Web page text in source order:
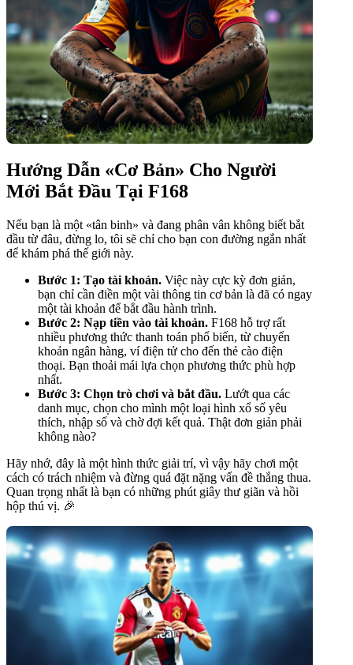
Hướng Dẫn «Cơ Bản» Cho Người
Mới Bắt Đầu Tại F168
Nếu bạn là một «tân binh» và đang phân vân không biết bắt
đầu từ đâu, đừng lo, tôi sẽ chỉ cho bạn con đường ngắn nhất
để khám phá thế giới này.
Bước 1: Tạo tài khoản. Việc này cực kỳ đơn giản,
bạn chỉ cần điền một vài thông tin cơ bản là đã có ngay
một tài khoản để bắt đầu hành trình.
Bước 2: Nạp tiền vào tài khoản. F168 hỗ trợ rất
nhiều phương thức thanh toán phổ biến, từ chuyển
khoản ngân hàng, ví điện tử cho đến thẻ cào điện
thoại. Bạn thoải mái lựa chọn phương thức phù hợp
nhất.
Bước 3: Chọn trò chơi và bắt đầu. Lướt qua các
danh mục, chọn cho mình một loại hình xổ số yêu
thích, nhập số và chờ đợi kết quả. Thật đơn giản phải
không nào?
Hãy nhớ, đây là một hình thức giải trí, vì vậy hãy chơi một
cách có trách nhiệm và đừng quá đặt nặng vấn đề thắng thua.
Quan trọng nhất là bạn có những phút giây thư giãn và hồi
hộp thú vị. 🎉